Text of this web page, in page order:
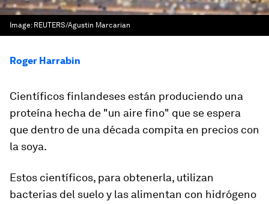
Image: REUTERS/Agustin Marcarian
Roger Harrabin
Científicos finlandeses están produciendo una
proteína hecha de "un aire fino" que se espera
que dentro de una década compita en precios con
la soya.
Estos científicos, para obtenerla, utilizan
bacterias del suelo y las alimentan con hidrógeno